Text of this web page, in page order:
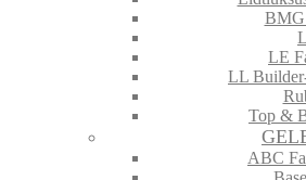
LE
LL
Top &
ABC